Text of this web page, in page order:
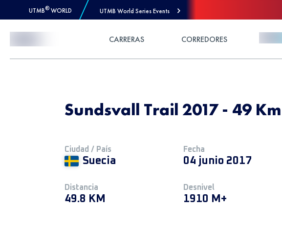
UTMB® WORLD UTMB World Series Events
CARRERAS CORREDORES
Sundsvall Trail 2017 - 49 Km
Ciudad / País
Suecia
Fecha
04 junio 2017
Distancia
49.8 KM
Desnivel
1910 M+